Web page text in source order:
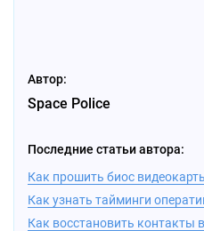
Автор:
Space Police
Последние статьи автора:
Как прошить биос
Как узнать тайминги
Как восстановить контакты